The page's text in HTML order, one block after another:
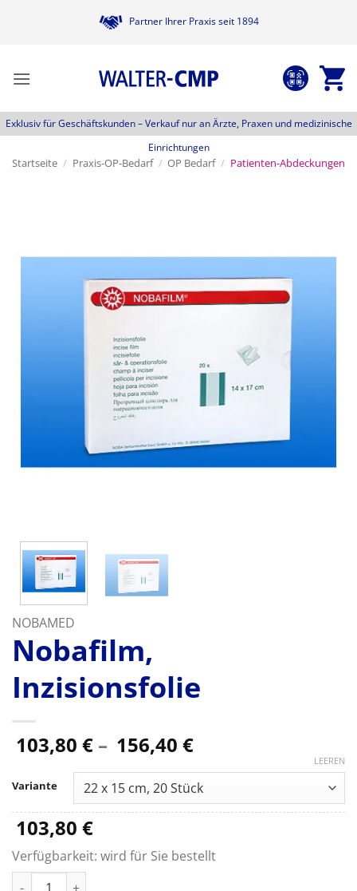
Partner Ihrer Praxis seit 1894
Exklusiv für Geschäftskunden –Verkauf nur an Ärzte, Praxen und medizinische
Einrichtungen
Startseite / Praxis-OP-Bedarf / OP Bedarf / Patienten-Abdeckungen
NOBAMED
Nobafilm,
Inzisionsfolie
103,80 € – 156,40 €Preisspanne:
bis
156,40 €
Variante
LEEREN
103,80 €
Verfügbarkeit: wird für Sie bestellt
Nobafilm, Inzisionsfolie Menge